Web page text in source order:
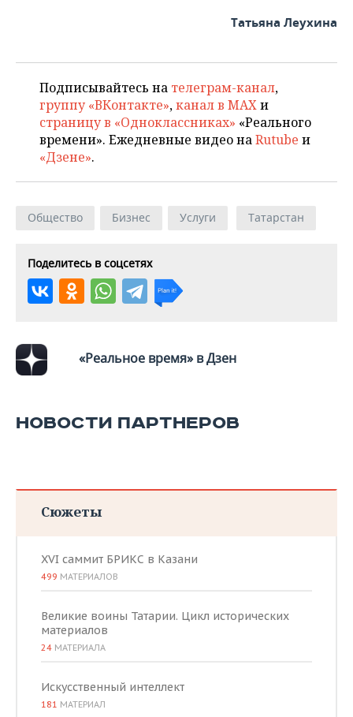
Татьяна Леухина
Подписывайтесь на телеграм-канал,
группу «ВКонтакте»,канал в MAXи
страницу в «Одноклассниках» «Реального
времени». Ежедневные видео наRutube и
«Дзене».
Общество Бизнес Услуги Татарстан
Поделитесь в соцсетях
«Реальное время» в Дзен
НОВОСТИ ПАРТНЕРОВ
Сюжеты
XVI саммит БРИКС в Казани
499 МАТЕРИАЛОВ
Великие воины Татарии. Цикл исторических
материалов
24 МАТЕРИАЛА
Искусственный интеллект
181 МАТЕРИАЛ